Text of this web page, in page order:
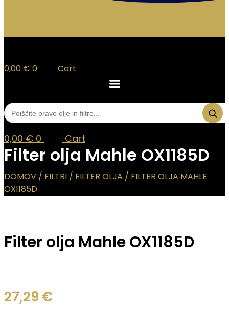
0,00 € 0 Cart
0,00 € 0 Cart
Filter olja Mahle OX1185D
DOMOV / FILTRI / FILTER OLJA / FILTER OLJA MAHLE
OX1185D
Filter olja Mahle OX1185D
27,29 €